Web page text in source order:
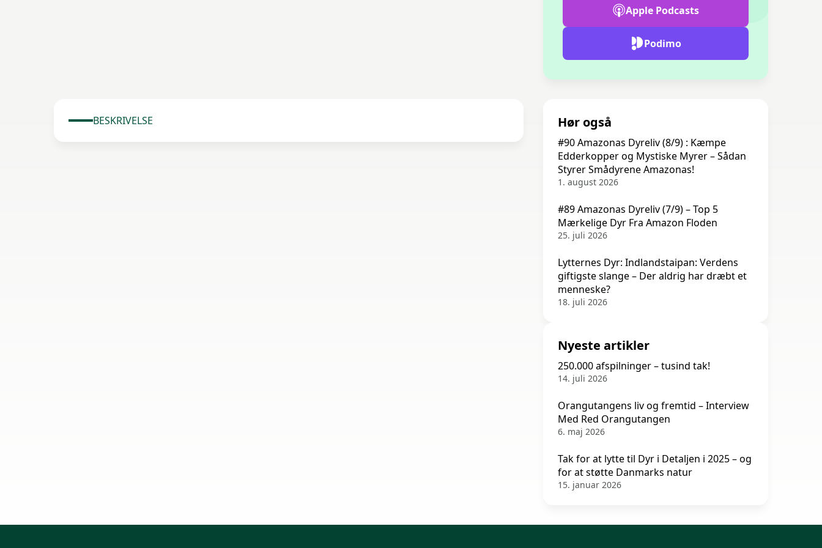
Apple Podcasts
Podimo
BESKRIVELSE Hør også
#90 Amazonas Dyreliv (8/9) : Kæmpe
Edderkopper og Mystiske Myrer – Sådan
Styrer Smådyrene Amazonas!
1. august 2026
#89 Amazonas Dyreliv (7/9) – Top 5
Mærkelige Dyr Fra Amazon Floden
25. juli 2026
Lytternes Dyr: Indlandstaipan: Verdens
giftigste slange – Der aldrig har dræbt et
menneske?
18. juli 2026
Nyeste artikler
250.000 afspilninger – tusind tak!
14. juli 2026
Orangutangens liv og fremtid – Interview
Med Red Orangutangen
6. maj 2026
Tak for at lytte til Dyr i Detaljen i 2025 – og
for at støtte Danmarks natur
15. januar 2026